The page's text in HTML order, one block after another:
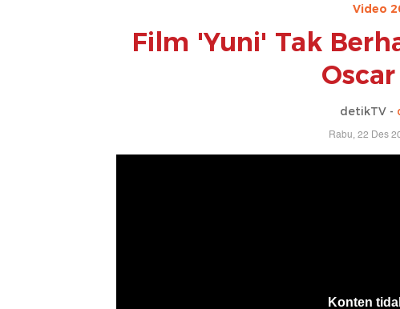
Video
Film 'Yuni' Tak
detikTV -
Rabu, 22 Des